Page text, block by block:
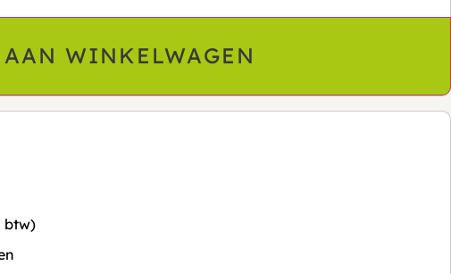
AAN WINKELWAGEN
btw)